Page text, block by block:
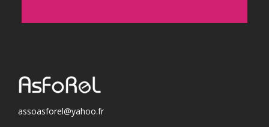
assoasforel@yahoo.fr